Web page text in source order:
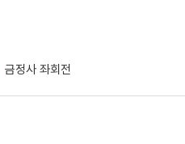
금정사 좌회전